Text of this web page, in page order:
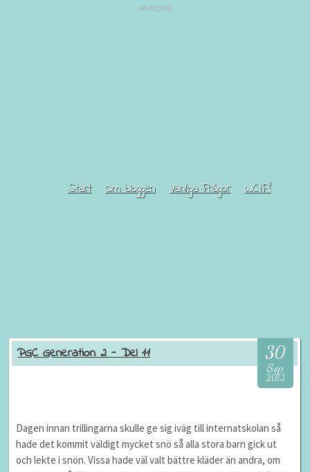
Start Om bloggen Vanliga Frågor WCIF?
30
Sep
2013
PGC Generation 2 - Del 11
Dagen innan trillingarna skulle ge sig iväg till internatskolan så
hade det kommit väldigt mycket snö så alla stora barn gick ut
och lekte i snön. Vissa hade väl valt bättre kläder än andra, om